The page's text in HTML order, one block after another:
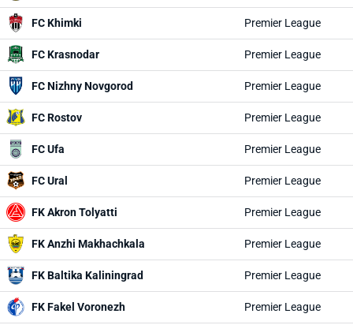
FC Khimki Premier League
FC Krasnodar Premier League
FC Nizhny Novgorod Premier League
FC Rostov Premier League
FC Ufa Premier League
FC Ural Premier League
FK Akron Tolyatti Premier League
FK Anzhi Makhachkala Premier League
FK Baltika Kaliningrad Premier League
FK Fakel Voronezh Premier League